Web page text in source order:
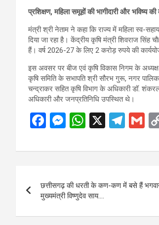
प्रशिक्षण, महिला समूहों की भागीदारी और भविष्य की
मंत्री श्री नेताम ने कहा कि राज्य में महिला स्व-
दिया जा रहा है। केंद्रीय कृषि मंत्री शिवराज सिंह
हैं। वर्ष 2026-27 के लिए 2 करोड़ रुपये की
इस अवसर पर बीज एवं कृषि विकास निगम के
कृषि समिति के सभापति श्री सौरभ गुरू, नगर
चन्द्राकर सहित कृषि विभाग के अधिकारी डॉ.
अधिकारी और जनप्रतिनिधि उपस्थित थे।
F
ce
o
o
k
M
se
g
er
W
at
A
p
p
X
T
e
a
G
navigation
छत्तीसगढ़ की धरती के कण-कण में बसे हैं
मुख्यमंत्री विष्णुदेव साय….